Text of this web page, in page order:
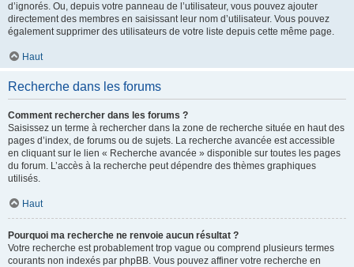
d’ignorés. Ou, depuis votre panneau de l’utilisateur, vous pouvez ajouter
directement des membres en saisissant leur nom d’utilisateur. Vous pouvez
également supprimer des utilisateurs de votre liste depuis cette même page.
Haut
Recherche dans les forums
Comment rechercher dans les forums ?
Saisissez un terme à rechercher dans la zone de recherche située en haut des
pages d’index, de forums ou de sujets. La recherche avancée est accessible
en cliquant sur le lien « Recherche avancée » disponible sur toutes les pages
du forum. L’accès à la recherche peut dépendre des thèmes graphiques
utilisés.
Haut
Pourquoi ma recherche ne renvoie aucun résultat ?
Votre recherche est probablement trop vague ou comprend plusieurs termes
courants non indexés par phpBB. Vous pouvez affiner votre recherche en